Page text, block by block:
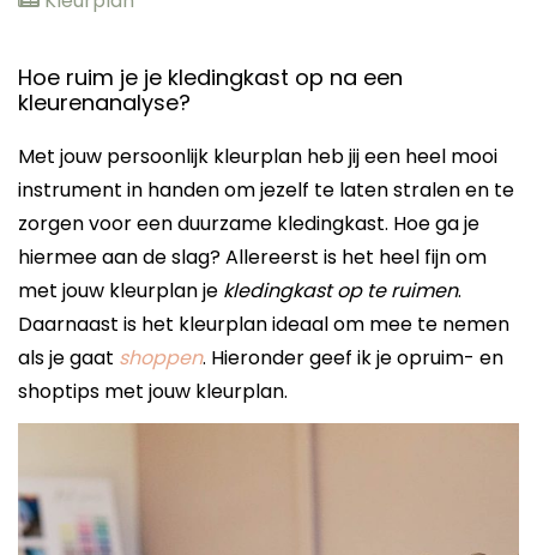
Hoe ruim je je kledingkast op na een
kleurenanalyse?
Met jouw persoonlijk kleurplan heb jij een heel mooi
instrument in handen om jezelf te laten stralen en te
zorgen voor een duurzame kledingkast. Hoe ga je
hiermee aan de slag? Allereerst is het heel fijn om
met jouw kleurplan je kledingkast op te ruimen.
Daarnaast is het kleurplan ideaal om mee te nemen
als je gaat shoppen. Hieronder geef ik je opruim- en
shoptips met jouw kleurplan.